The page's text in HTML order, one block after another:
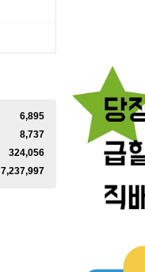
6,895
8,737
324,056
7,237,997